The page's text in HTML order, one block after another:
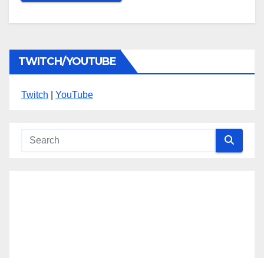
TWITCH/YOUTUBE
Twitch YouTube